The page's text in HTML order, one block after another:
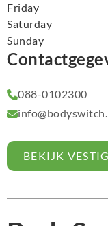
Friday
Saturday
Sunday
088-0102300
BEKIJK